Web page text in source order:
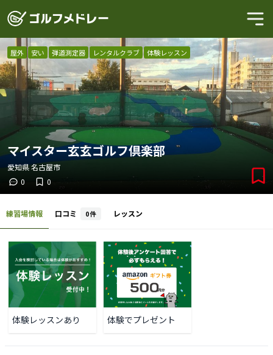
屋外 安い 弾道測定器 レンタルクラブ 体験レッスン
マイスター玄玄ゴルフ倶楽部
愛知県名古屋市
0
0
練習場情報 口コミ 0件 レッスン
体験レッスンあり 体験でプレゼント